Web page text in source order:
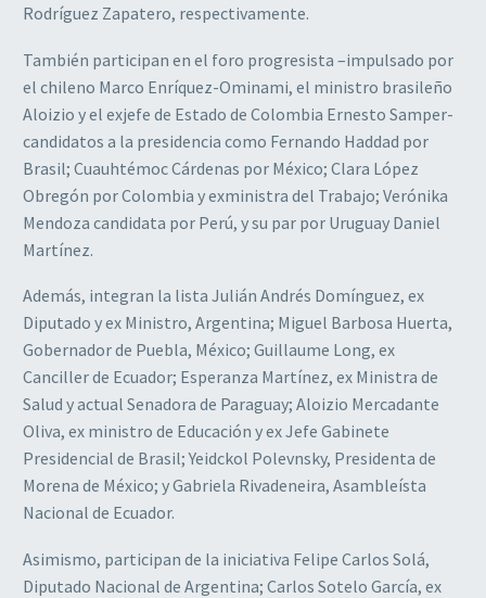
Rodríguez Zapatero, respectivamente.
También participan en el foro progresista –impulsado por
el chileno Marco Enríquez-Ominami, el ministro brasileño
Aloizio y el exjefe de Estado de Colombia Ernesto Samper-
candidatos a la presidencia como Fernando Haddad por
Brasil; Cuauhtémoc Cárdenas por México; Clara López
Obregón por Colombia y exministra del Trabajo; Verónika
Mendoza candidata por Perú, y su par por Uruguay Daniel
Martínez.
Además, integran la lista Julián Andrés Domínguez, ex
Diputado y ex Ministro, Argentina; Miguel Barbosa Huerta,
Gobernador de Puebla, México; Guillaume Long, ex
Canciller de Ecuador; Esperanza Martínez, ex Ministra de
Salud y actual Senadora de Paraguay; Aloizio Mercadante
Oliva, ex ministro de Educación y ex Jefe Gabinete
Presidencial de Brasil; Yeidckol Polevnsky, Presidenta de
Morena de México; y Gabriela Rivadeneira, Asambleísta
Nacional de Ecuador.
Asimismo, participan de la iniciativa Felipe Carlos Solá,
Diputado Nacional de Argentina; Carlos Sotelo García, ex